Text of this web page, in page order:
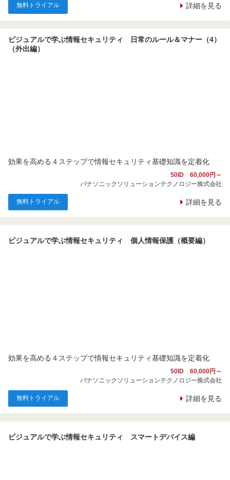
無料トライアル 詳細を見る
ビジュアルで学ぶ情報セキュリティ 日常のルール＆マナー（4）
（外出編）
効果を高める４ステップで情報セキュリティ基礎知識を定着化
50ID 60,000円～
パナソニックソリューションテクノロジー株式会社
無料トライアル 詳細を見る
ビジュアルで学ぶ情報セキュリティ 個人情報保護（概要編）
効果を高める４ステップで情報セキュリティ基礎知識を定着化
50ID 60,000円～
パナソニックソリューションテクノロジー株式会社
無料トライアル 詳細を見る
ビジュアルで学ぶ情報セキュリティ スマートデバイス編